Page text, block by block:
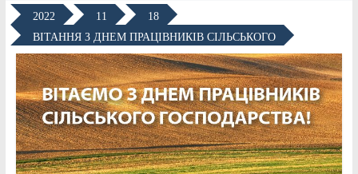
2022 11
18
ВІТАННЯ З ДНЕМ ПРАЦІВНИКІВ СІЛЬСЬКОГО